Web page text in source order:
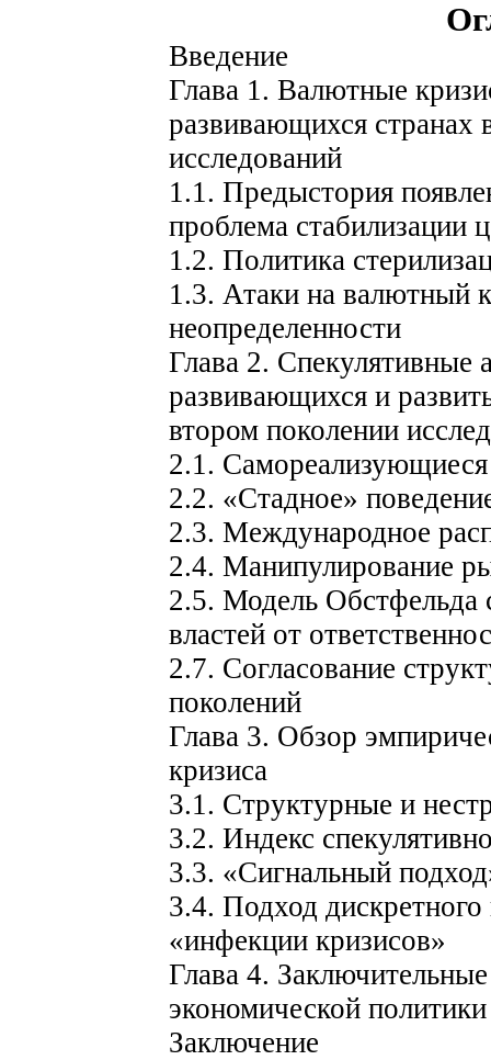
Введение
Глава 1. Валютные
развивающихся странах
исследований
1.1. Предыстория
проблема стабилизации
1.2. Политика
1.3. Атаки на валютный
неопределенности
Глава 2. Спекулятивные
развивающихся и
втором поколении
2.1.
2.2. «Стадное»
2.3. Международное
2.4. Манипулирование
2.5. Модель Обстфельда
властей от
2.7. Согласование
поколений
Глава 3. Обзор
кризиса
3.1. Структурные и
3.2. Индекс
3.3. «Сигнальный
3.4. Подход
«инфекции кризисов»
Глава 4.
экономической политики
Заключение